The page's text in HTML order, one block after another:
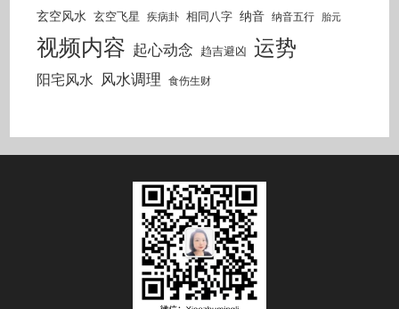
玄空风水 玄空飞星 疾病卦 相同八字 纳音 纳音五行 胎元
视频内容 起心动念 趋吉避凶 运势
阳宅风水 风水调理 食伤生财